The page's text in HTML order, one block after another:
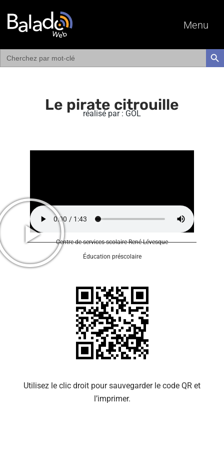
Menu
Search
for:
Le pirate citrouille
réalisé par : GOL
Centre de services scolaire René-Lévesque
Éducation préscolaire
Utilisez le clic droit pour sauvegarder le code QR et
l’imprimer.